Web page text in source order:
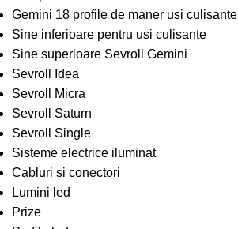
Gemini 18 profile de maner usi culisante
Sine inferioare pentru usi culisante
Sine superioare Sevroll Gemini
Sevroll Idea
Sevroll Micra
Sevroll Saturn
Sevroll Single
Sisteme electrice iluminat
Cabluri si conectori
Lumini led
Prize